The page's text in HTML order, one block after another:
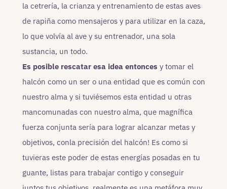
la cetrería, la crianza y entrenamiento de estas aves
de rapiña como mensajeros y para utilizar en la caza,
lo que volvía al ave y su entrenador, una sola
sustancia, un todo.
Es posible rescatar esa idea entonces y tomar el
halcón como un ser o una entidad que es común con
nuestro alma y si tuviésemos esta entidad u otras
mancomunadas con nuestro alma, que magnífica
fuerza conjunta sería para lograr alcanzar metas y
objetivos, conla precisión del halcón! Es como si
tuvieras este poder de estas energías posadas en tu
guante, listas para trabajar contigo y conseguir